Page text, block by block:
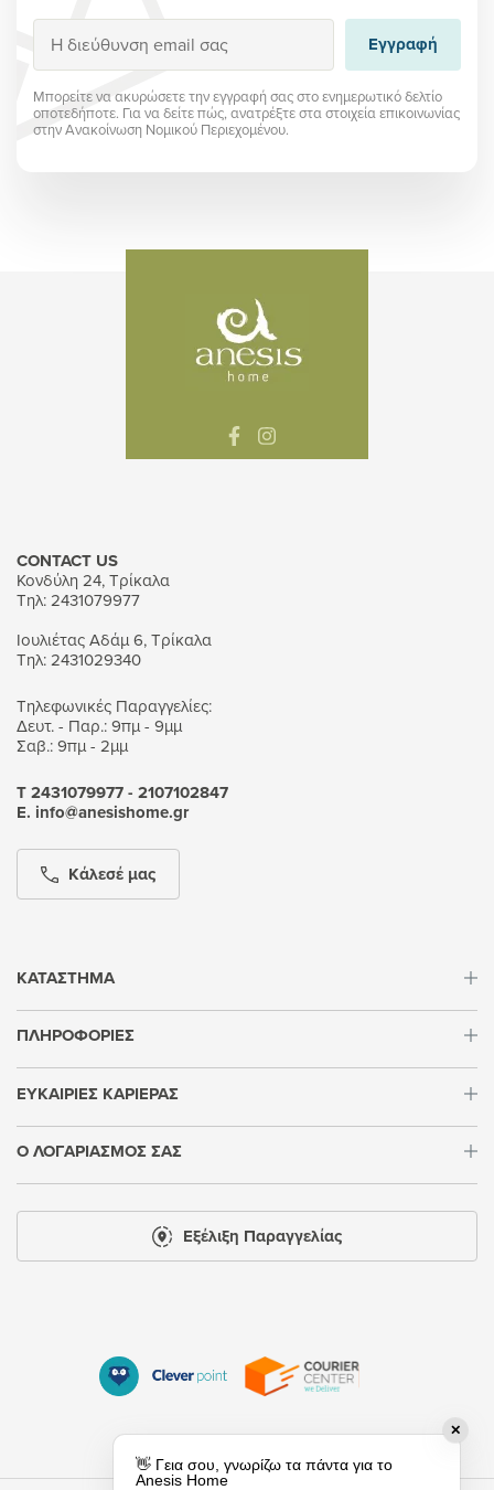
Εγγραφή
Εγγραφή
Μπορείτε να ακυρώσετε την εγγραφή σας στο ενημερωτικό δελτίο
οποτεδήποτε. Για να δείτε πώς, ανατρέξτε στα στοιχεία επικοινωνίας
στην Ανακοίνωση Νομικού Περιεχομένου.
CONTACT US
Κονδύλη 24, Τρίκαλα
Τηλ: 2431079977
Ιουλιέτας Αδάμ 6, Τρίκαλα
Τηλ: 2431029340
Τηλεφωνικές Παραγγελίες:
Δευτ. - Παρ.: 9πμ - 9μμ
Σαβ.: 9πμ - 2μμ
Τ 2431079977 - 2107102847
Ε. info@anesishome.gr
Κάλεσέ μας
ΚΑΤΑΣΤΗΜΑ
ΠΛΗΡΟΦΟΡΙΕΣ
ΕΥΚΑΙΡΙΕΣ ΚΑΡΙΕΡΑΣ
Ο ΛΟΓΑΡΙΑΣΜΟΣ ΣΑΣ
Εξέλιξη Παραγγελίας
✕
👋 Γεια σου, γνωρίζω τα πάντα για τo
Anesis Home